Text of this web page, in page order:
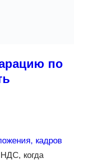
по
кадров
когда